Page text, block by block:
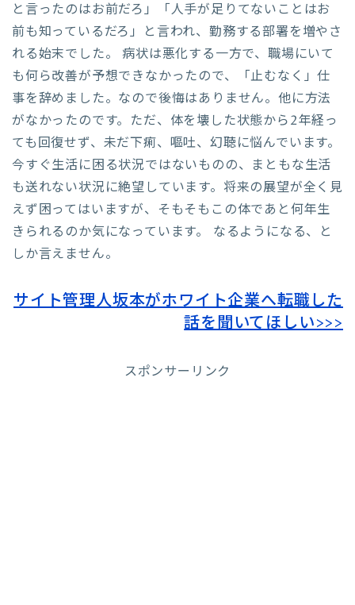
と言ったのはお前だろ」「人手が足りてないことはお
前も知っているだろ」と言われ、勤務する部署を増やさ
れる始末でした。 病状は悪化する一方で、職場にいて
も何ら改善が予想できなかったので、「止むなく」仕
事を辞めました。なので後悔はありません。他に方法
がなかったのです。ただ、体を壊した状態から2年経っ
ても回復せず、未だ下痢、嘔吐、幻聴に悩んでいます。
今すぐ生活に困る状況ではないものの、まともな生活
も送れない状況に絶望しています。将来の展望が全く見
えず困ってはいますが、そもそもこの体であと何年生
きられるのか気になっています。 なるようになる、と
しか言えません。
サイト管理人坂本がホワイト企業へ転職した
話を聞いてほしい>>>
スポンサーリンク